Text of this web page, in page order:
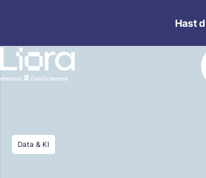
springen
Hast
Data & KI